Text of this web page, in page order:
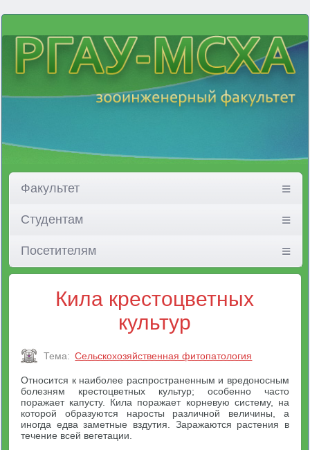
Факультет
Студентам
Посетителям
Кила крестоцветных
культур
Тема: Сельскохозяйственная фитопатология
Относится к наиболее распространенным и вредоносным
болезням крестоцветных культур; особенно часто
поражает капусту. Кила поражает корневую систему, на
которой образуются наросты различной величины, а
иногда едва заметные вздутия. Заражаются растения в
течение всей вегетации.